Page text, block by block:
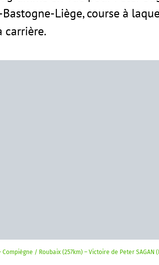
Liège, course à
carrière.
/ Roubaix (257km) – Victoire de Peter SAGAN